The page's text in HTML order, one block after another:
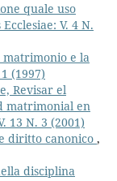
quale uso
Ecclesiae: V. 4 N.
matrimonio e la
(1997)
Revisar el
matrimonial en
13 N. 3 (2001)
diritto canonico ,
disciplina